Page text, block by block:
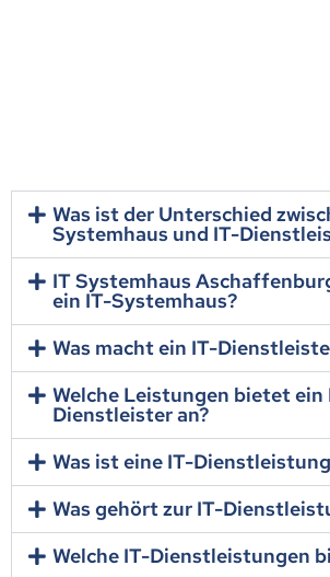
Was ist der Unterschied
Systemhaus und IT-
IT Systemhaus
ein IT-Systemhaus?
Was macht ein IT-
Welche Leistungen bietet ein
Dienstleister an?
Was ist eine IT-
Was gehört zur IT-
Welche IT-Dienstleistungen